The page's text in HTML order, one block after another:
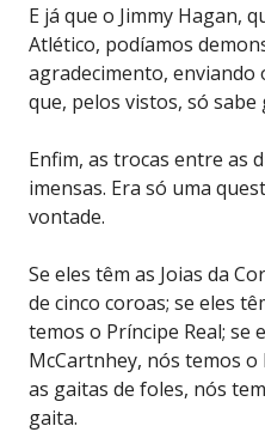
E já que o Jimmy Hagan,
Atlético, podíamos
agradecimento,
que, pelos vistos, só sabe
Enfim, as trocas entre as
imensas. Era só uma
vontade.
Se eles têm as Joias da
de cinco coroas; se eles
temos o Príncipe Real; se
McCartnhey, nós temos o
as gaitas de foles, nós
gaita.